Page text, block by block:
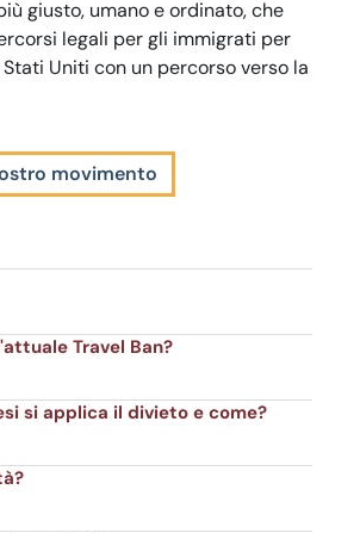
giusto, umano e ordinato, che
legali per gli immigrati per
Uniti con un percorso verso la
movimento
Travel Ban?
si applica il divieto e come?